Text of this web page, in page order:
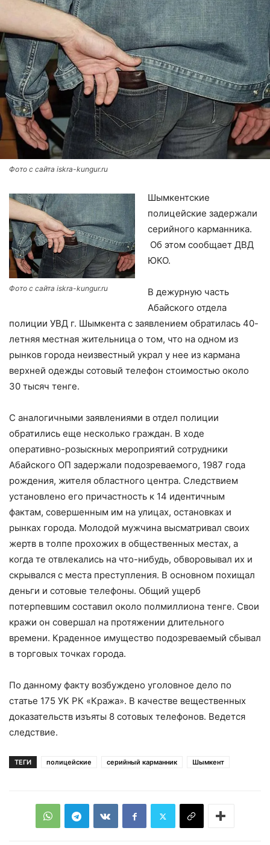
Фото с сайта iskra-kungur.ru
Фото с сайта iskra-kungur.ru
Шымкентские
полицейские задержали
серийного карманника.
Об этом сообщает ДВД
ЮКО.
В дежурную часть
Абайского отдела
полиции УВД г. Шымкента с заявлением обратилась 40-
летняя местная жительница о том, что на одном из
рынков города неизвестный украл у нее из кармана
верхней одежды сотовый телефон стоимостью около
30 тысяч тенге.
С аналогичными заявлениями в отдел полиции
обратились еще несколько граждан. В ходе
оперативно-розыскных мероприятий сотрудники
Абайского ОП задержали подозреваемого, 1987 года
рождения, жителя областного центра. Следствием
установлено его причастность к 14 идентичным
фактам, совершенным им на улицах, остановках и
рынках города. Молодой мужчина высматривал своих
жертв в толпе прохожих в общественных местах, а
когда те отвлекались на что-нибудь, обворовывал их и
скрывался с места преступления. В основном похищал
деньги и сотовые телефоны. Общий ущерб
потерпевшим составил около полмиллиона тенге. Свои
кражи он совершал на протяжении длительного
времени. Краденное имущество подозреваемый сбывал
в торговых точках города.
По данному факту возбуждено уголовное дело по
статье 175 УК РК «Кража». В качестве вещественных
доказательств изъяты 8 сотовых телефонов. Ведется
следствие.
ТЕГИ полицейские серийный карманник Шымкент